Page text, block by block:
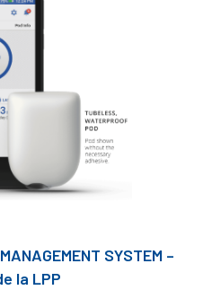
SYSTEM –
la LPP